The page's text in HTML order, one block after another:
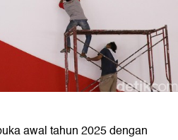
awal tahun 2025 dengan